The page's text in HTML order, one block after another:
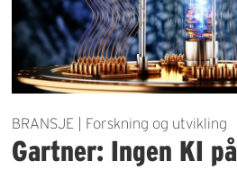
BRANSJE | Forskning og utvikling
Gartner: Ingen KI på